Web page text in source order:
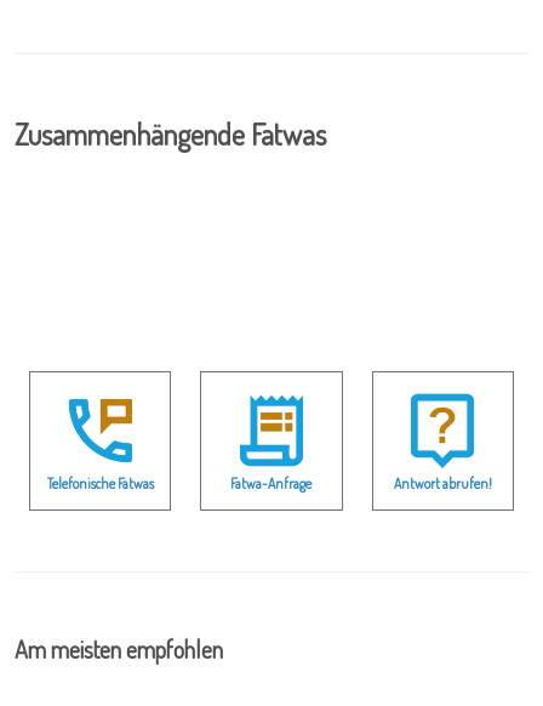
Zusammenhängende Fatwas
Telefonische Fatwas Fatwa-Anfrage Antwort abrufen!
Am meisten empfohlen